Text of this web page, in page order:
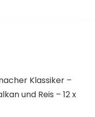
Klassiker –
und Reis – 12 x